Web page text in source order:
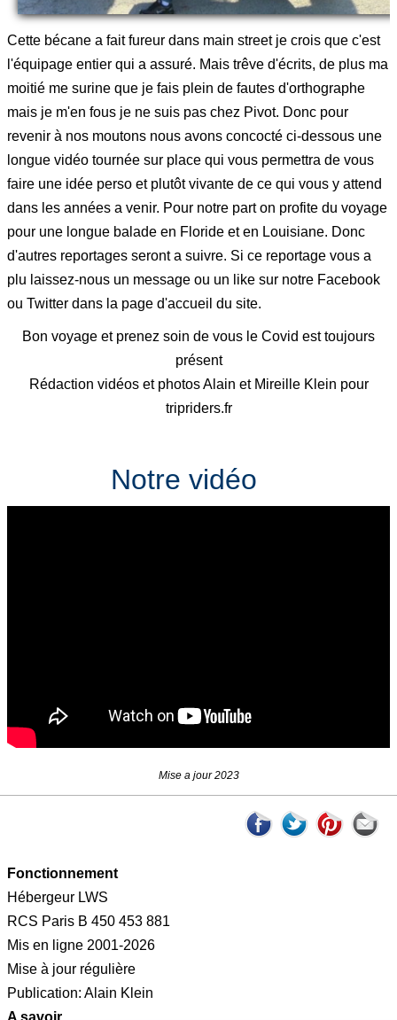
Cette bécane a fait fureur dans main street je crois que c'est
l'équipage entier qui a assuré. Mais trêve d'écrits, de plus ma
moitié me surine que je fais plein de fautes d'orthographe
mais je m'en fous je ne suis pas chez Pivot. Donc pour
revenir à nos moutons nous avons concocté ci-dessous une
longue vidéo tournée sur place qui vous permettra de vous
faire une idée perso et plutôt vivante de ce qui vous y attend
dans les années a venir. Pour notre part on profite du voyage
pour une longue balade en Floride et en Louisiane. Donc
d'autres reportages seront a suivre. Si ce reportage vous a
plu laissez-nous un message ou un like sur notre Facebook
ou Twitter dans la page d'accueil du site.
Bon voyage et prenez soin de vous le Covid est toujours
présent
Rédaction vidéos et photos Alain et Mireille Klein pour
tripriders.fr
Notre vidéo
Mise a jour 2023
Fonctionnement
Hébergeur LWS
RCS Paris B 450 453 881
Mis en ligne 2001-2026
Mise à jour régulière
Publication: Alain Klein
A savoir